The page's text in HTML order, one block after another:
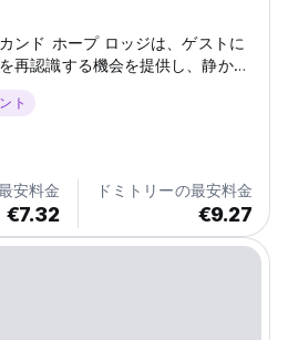
ンド ホープ ロッジは、ゲストに
再認識する機会を提供し、静かな
ト
安料金
€7.32
ドミトリーの最安料金
€9.27